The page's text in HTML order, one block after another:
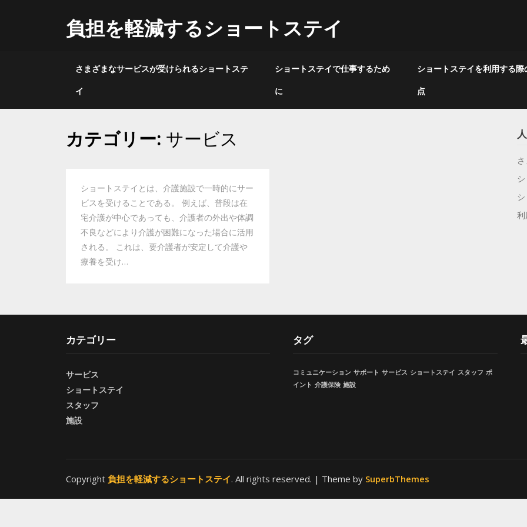
負担を軽減するショートステイ
さまざまなサービスが受けられるショートステ
イ
ショートステイで仕事するため
に
ショートステイを利用する際
点
カテゴリー: サービス
ショートステイとは、介護施設で一時的にサー
ビスを受けることである。 例えば、普段は在
宅介護が中心であっても、介護者の外出や体調
不良などにより介護が困難になった場合に活用
される。 これは、要介護者が安定して介護や
療養を受け…
カテゴリー
サービス
ショートステイ
スタッフ
施設
タグ
コミュニケーション サポート サービス ショートステイ スタッフ ポ
イント 介護保険 施設
Copyright 負担を軽減するショートステイ. All rights reserved. | Theme by SuperbThemes